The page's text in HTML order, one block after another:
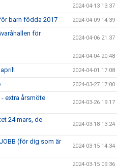
2024-04-13 13:37
barn födda 2017 2024-04-09 14:39
för
2024-04-06 21:37
2024-04-04 20:48
2024-04-01 17:08
2024-03-27 17:00
extra årsmöte
2024-03-26 19:17
24 mars, de
2024-03-18 13:24
(för dig som är
2024-03-15 14:34
2024-03-15 09:36